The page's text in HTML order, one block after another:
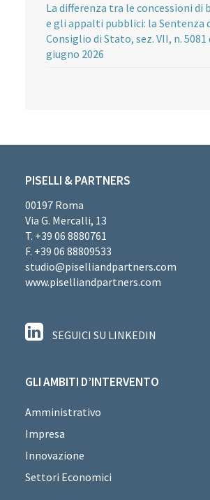
La differenza tra le concessioni di
e gli appalti pubblici: la Sentenza
Consiglio di Stato, sez. VII, n. 5081
giugno 2026
PISELLI & PARTNERS
00197 Roma
Via G. Mercalli, 13
T. +39 06 8880761
F. +39 06 88809533
studio@piselliandpartners.com
www.piselliandpartners.com
SEGUICI SU LINKEDIN
GLI AMBITI D’INTERVENTO
Amministrativo
Impresa
Innovazione
Settori Economici